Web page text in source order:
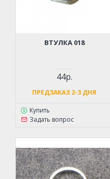
ВТУЛКА 018
44р.
ПРЕДЗАКАЗ 2-3 ДНЯ
Купить
Задать вопрос